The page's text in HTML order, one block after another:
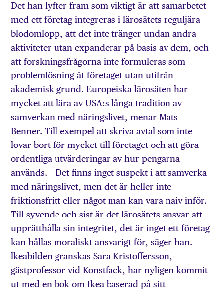
Det han lyfter fram som viktigt är att samarbetet
med ett företag integreras i lärosätets reguljära
blodomlopp, att det inte tränger undan andra
aktiviteter utan expanderar på basis av dem, och
att forskningsfrågorna inte formuleras som
problemlösning åt företaget utan utifrån
akademisk grund. Europeiska lärosäten har
mycket att lära av USA:s långa tradition av
samverkan med näringslivet, menar Mats
Benner. Till exempel att skriva avtal som inte
lovar bort för mycket till företaget och att göra
ordentliga utvärderingar av hur pengarna
används. – Det finns inget suspekt i att samverka
med näringslivet, men det är heller inte
friktionsfritt eller något man kan vara naiv inför.
Till syvende och sist är det lärosätets ansvar att
upprätthålla sin integritet, det är inget ett företag
kan hållas moraliskt ansvarigt för, säger han.
lkeabilden granskas Sara Kristoffersson,
gästprofessor vid Konstfack, har nyligen kommit
ut med en bok om Ikea baserad på sitt